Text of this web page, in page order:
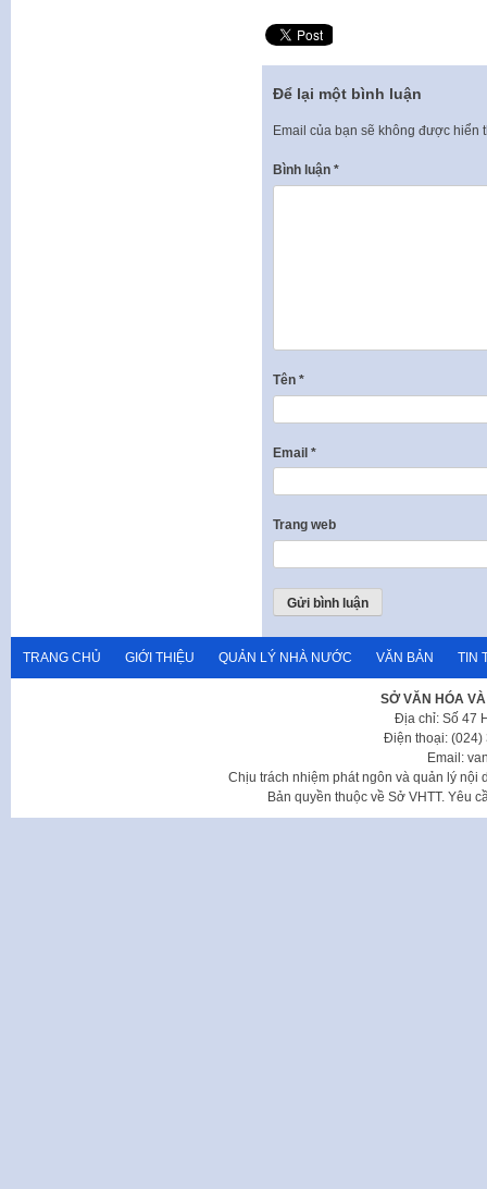
Để lại một bình luận
Email của bạn sẽ không được hiển
Bình luận *
Tên *
Email *
Trang web
TRANG CHỦ GIỚI THIỆU QUẢN LÝ NHÀ NƯỚC VĂN BẢN TIN
SỞ VĂN HÓA
Địa chỉ: Số 47
Điện thoại: (024)
Email:
Chịu trách nhiệm phát ngôn và quản lý nội
Bản quyền thuộc về Sở VHTT. Yêu